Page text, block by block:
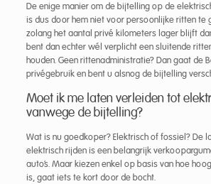
De enige manier om de bijtelling op de
is dus door hem niet voor persoonlijke ritten te
zolang het aantal privé kilometers lager blijft
bent dan echter wél verplicht een sluitende
houden. Geen rittenadministratie? Dan gaat de
privégebruik en bent u alsnog de bijtelling
Moet ik me laten verleiden tot
vanwege de bijtelling?
Wat is nu goedkoper? Elektrisch of fossiel? De
elektrisch rijden is een belangrijk
auto’s. Maar kiezen enkel op basis van hoe
is, gaat iets te kort door de bocht.